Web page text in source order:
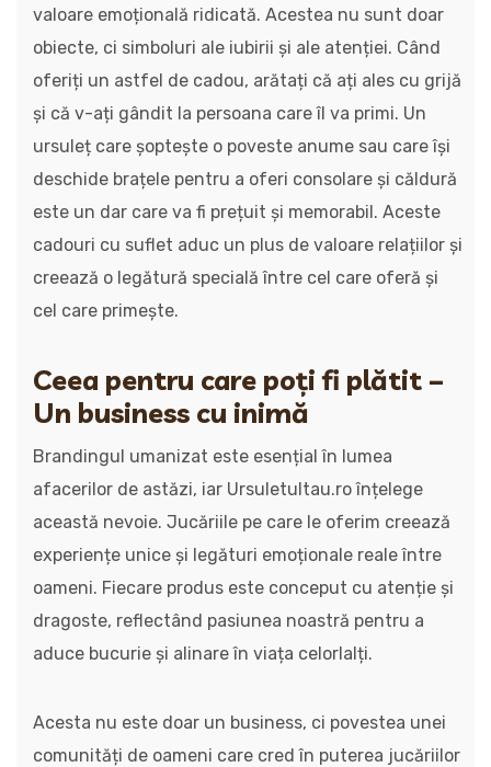
valoare emoțională ridicată. Acestea nu sunt doar
obiecte, ci simboluri ale iubirii și ale atenției. Când
oferiți un astfel de cadou, arătați că ați ales cu grijă
și că v-ați gândit la persoana care îl va primi. Un
ursuleț care șoptește o poveste anume sau care își
deschide brațele pentru a oferi consolare și căldură
este un dar care va fi prețuit și memorabil. Aceste
cadouri cu suflet aduc un plus de valoare relațiilor și
creează o legătură specială între cel care oferă și
cel care primește.
Ceea pentru care poți fi plătit –
Un business cu inimă
Brandingul umanizat este esențial în lumea
afacerilor de astăzi, iar Ursuletultau.ro înțelege
această nevoie. Jucăriile pe care le oferim creează
experiențe unice și legături emoționale reale între
oameni. Fiecare produs este conceput cu atenție și
dragoste, reflectând pasiunea noastră pentru a
aduce bucurie și alinare în viața celorlalți.
Acesta nu este doar un business, ci povestea unei
comunități de oameni care cred în puterea jucăriilor